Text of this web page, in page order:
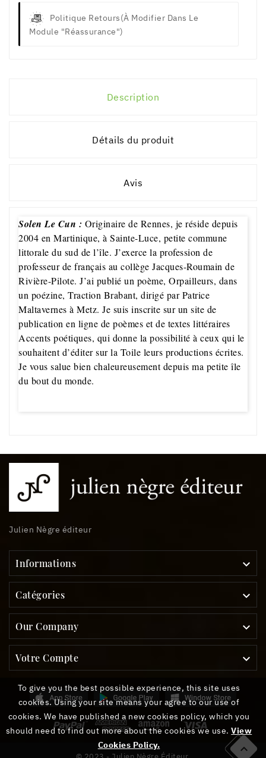
To give you the best possible experience, this site uses
cookies. Using your site means your agree to our use of
cookies. We have published a new cookies policy, which you
should need to find out more about the cookies we use.View
Cookies Policy.
Politique Retours(à Modifier Dans Le
Module "Réassurance")
Description
Détails du produit
Avis
Solen Le Cun : Originaire de Rennes, je réside depuis
2004 en Martinique, à Sainte-Luce, petite commune
littorale du sud de l’île. J’exerce la profession de
professeur de français au collège Jacques-Roumain de
Rivière-Pilote. J’ai publié un poème, Orpailleurs, dans
un poézine, Traction Brabant, dirigé par Patrice
Maltavernes à Metz. Je suis inscrite sur un site de
publication en ligne de poèmes et de textes littéraires
Accents poétiques, qui donne la possibilité à ceux qui le
souhaitent d’éditer sur la Toile leurs productions écrites.
Je vous salue bien chaleureusement depuis ma petite île
du bout du monde.
Julien Nègre éditeur
Informations 
Catégories 
Our Company 
Votre Compte 
